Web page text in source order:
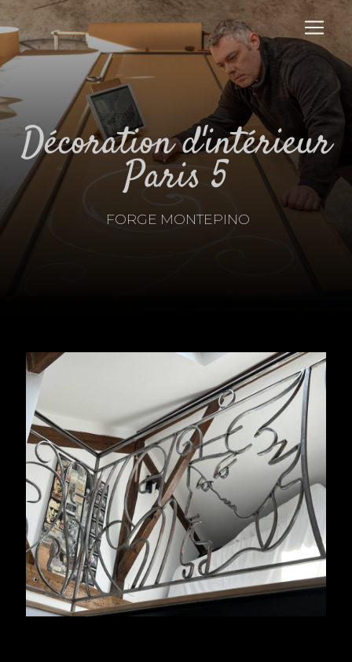
décoration d'intérieur
Paris 5
FORGE MONTEPINO
Panneau de gestion des cookies